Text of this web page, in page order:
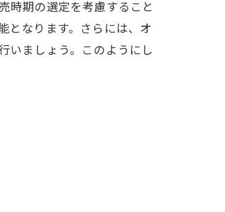
時期の選定を考慮すること
となります。さらには、オ
いましょう。このようにし